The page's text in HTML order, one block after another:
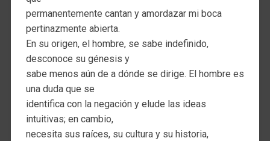
permanentemente cantan y amordazar mi boca
pertinazmente abierta.
En su origen, el hombre, se sabe indefinido,
desconoce su génesis y
sabe menos aún de a dónde se dirige. El hombre es
una duda que se
identifica con la negación y elude las ideas
intuitivas; en cambio,
necesita sus raíces, su cultura y su historia,